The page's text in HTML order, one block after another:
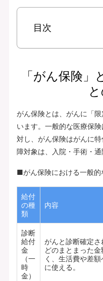
目次
「がん保険
がん保険とは、がんに「
います。一般的な医療保
対し、がん保険はがんに
障対象は、入院・手術・通
■がん保険における一般
給付
の種
類
内容
診断
給付
金
（一
時
金）
がんと診断確定
どのまとまった
く、生活費や差
に使える。